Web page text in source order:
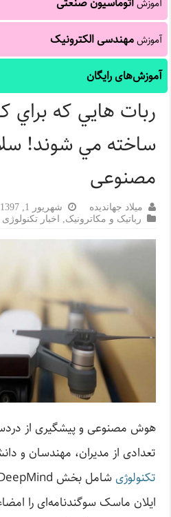
آموزش
آموزشمهندسی الکترونیک
آموزش‌های رایگان
ربات هايي که براي
ساخته مي شوند!
مصنوعی
میلاد جهاندیده
شهریور 1, 1397
رباتیک و مکاترونیک
اخبار
هوش مصنوعی و پیشگیری از
تعدادی از مدیران، مهندسان و
تکنولوژی
ایلان ماسک سوگندنامه‌ای را